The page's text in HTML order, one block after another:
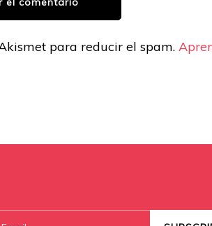
para reducir el spam.